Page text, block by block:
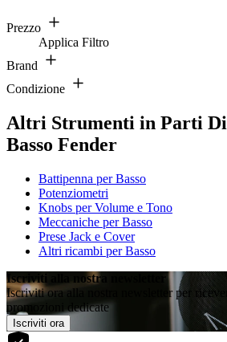
Prezzo
Applica Filtro
Brand
Condizione
Altri Strumenti in Parti
Basso Fender
Battipenna per Basso
Potenziometri
Knobs per Volume e Tono
Meccaniche per Basso
Prese Jack e Cover
Altri ricambi per Basso
Iscriviti alla nostra newsletter
Iscriviti ora alla nostra newsletter per
promozioni dedicate
Iscriviti ora